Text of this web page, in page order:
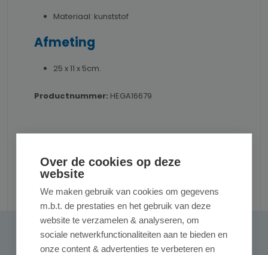
Materiaal: kunststof
Afmeting
25 x 11 x 5cm.
Productnummer: HEGA16679
Reviews
0 van 0 reviews
Gemiddelde waardering van 0 van 5 sterren
Geef een review
Over de cookies op deze
website
We maken gebruik van cookies om gegevens
m.b.t. de prestaties en het gebruik van deze
website te verzamelen & analyseren, om
sociale netwerkfunctionaliteiten aan te bieden en
onze content & advertenties te verbeteren en